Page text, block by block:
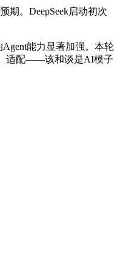
。DeepSeek启动初次
能力显著加强。本轮
）适配——该和谈是AI模子